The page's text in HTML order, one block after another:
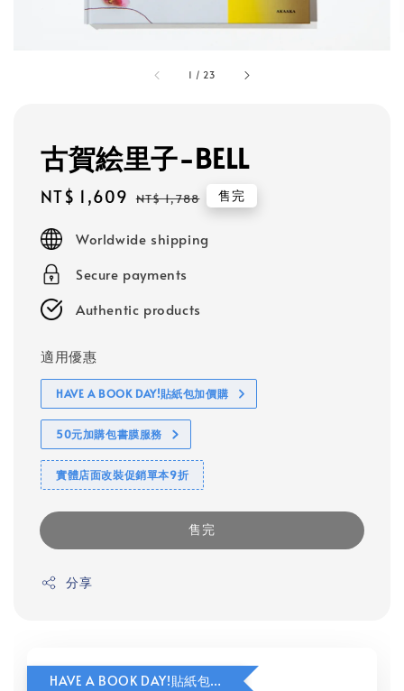
1 / 23
古賀絵里子-BELL
Sale
NT$ 1,609 Regular
NT$ 1,788 售完
Worldwide shipping
Secure payments
Authentic products
適用優惠
HAVE A BOOK DAY!貼紙包加價購
50元加購包書膜服務
實體店面改裝促銷單本9折
售完
分享
HAVE A BOOK DAY!貼紙包加價購